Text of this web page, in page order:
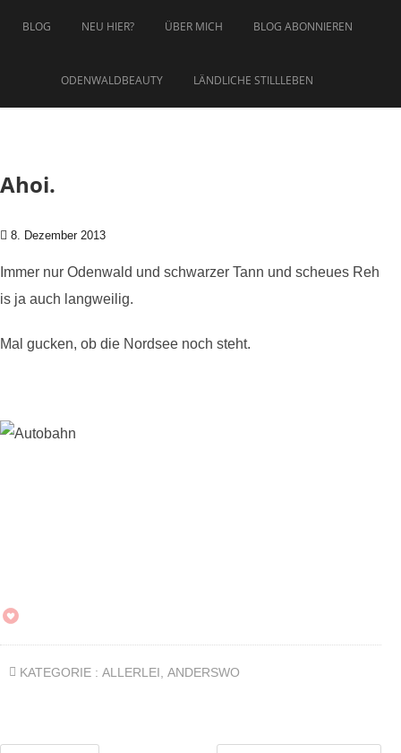
BLOG
NEU HIER? ÜBER MICH BLOG ABONNIEREN
ODENWALDBEAUTY LÄNDLICHE STILLLEBEN
Ahoi.
8. Dezember 2013
Immer nur Odenwald und schwarzer Tann und scheues Reh
is ja auch langweilig.
Mal gucken, ob die Nordsee noch steht.
KATEGORIE : ALLERLEI ANDERSWO